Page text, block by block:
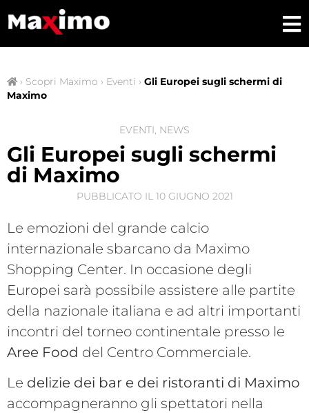
› Scopri Maximo › Eventi › Gli Europei sugli schermi di
Maximo
EVENTI, NEWS
Gli Europei sugli schermi
di Maximo
PUBBLICATO IL 10 GIUGNO 2021
Le emozioni del grande calcio
internazionale sbarcano da Maximo
Shopping Center. In occasione degli
Europei sarà possibile assistere alle partite
della nazionale italiana e ad altri importanti
incontri del torneo continentale presso le
Aree Food del Centro Commerciale.
Le delizie dei bar e dei ristoranti di Maximo
accompagneranno gli spettatori nella